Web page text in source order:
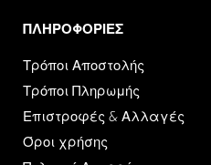
ΠΛΗΡΟΦΟΡΙΕΣ​
Τρόποι Αποστολής
Τρόποι Πληρωμής
Επιστροφές & Αλλαγές
Όροι χρήσης